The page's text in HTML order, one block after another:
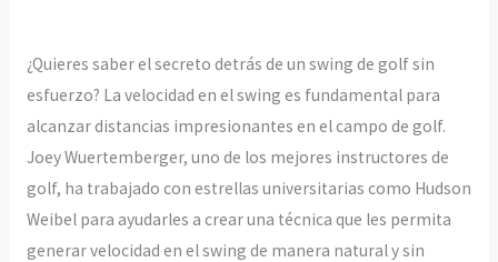
¿Quieres saber el secreto detrás de un swing de golf sin
esfuerzo? La velocidad en el swing es fundamental para
alcanzar distancias impresionantes en el campo de golf.
Joey Wuertemberger, uno de los mejores instructores de
golf, ha trabajado con estrellas universitarias como Hudson
Weibel para ayudarles a crear una técnica que les permita
generar velocidad en el swing de manera natural y sin